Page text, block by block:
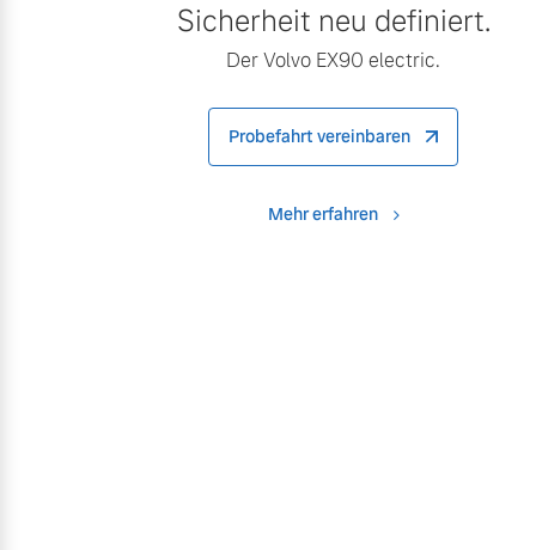
Sicherheit neu definiert.
Der Volvo EX90 electric.
Probefahrt vereinbaren
Mehr erfahren